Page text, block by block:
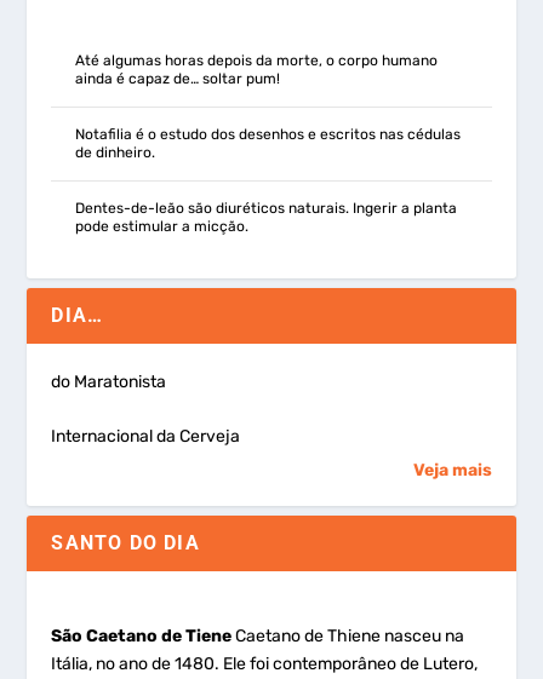
Até algumas horas depois da morte, o corpo humano
ainda é capaz de… soltar pum!
Notafilia é o estudo dos desenhos e escritos nas cédulas
de dinheiro.
Dentes-de-leão são diuréticos naturais. Ingerir a planta
pode estimular a micção.
DIA…
do Maratonista
Internacional da Cerveja
Veja mais
SANTO DO DIA
São Caetano de TieneCaetano de Thiene nasceu na
Itália, no ano de 1480. Ele foi contemporâneo de Lutero,